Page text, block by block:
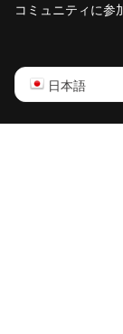
コミュニティに参
日本語
English